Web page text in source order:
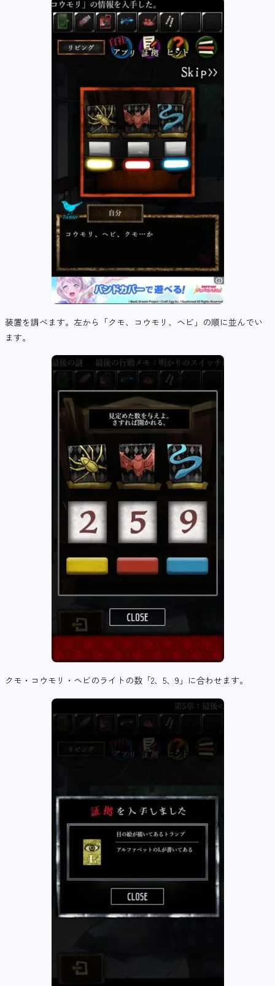
装置を調べます。左から「クモ、コウモリ、ヘビ」の順に並んでい
ます。
クモ・コウモリ・ヘビのライトの数「2、5、9」に合わせます。